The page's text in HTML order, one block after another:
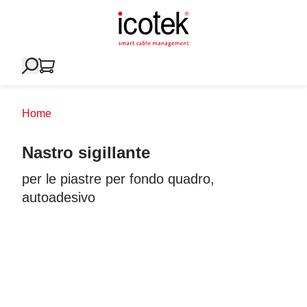
Home
Nastro sigillante
per le piastre per fondo quadro,
autoadesivo